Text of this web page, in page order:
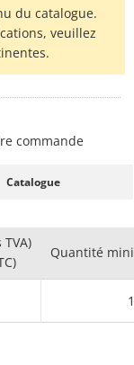
du catalogue.
veuillez
commande
Catalogue
Quantité